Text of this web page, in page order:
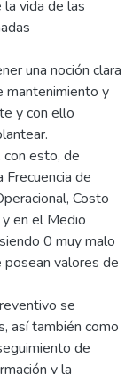
vida de las
una noción clara
mantenimiento y
y con ello
con esto, de
de
Costo
en el Medio
0 muy malo
valores de
se
así también como
de
y la